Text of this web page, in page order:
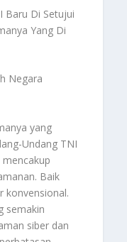
Baru Di Setujui
Yang Di
Negara
yang
Undang TNI
mencakup
Baik
konvensional.
semakin
siber dan